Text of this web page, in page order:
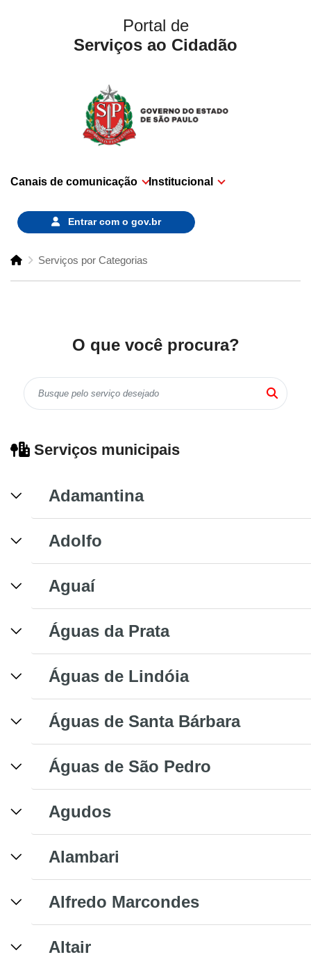
Portal de
Serviços ao Cidadão
Canais de comunicação Institucional
Entrar com o gov.br
Serviços por Categorias
O que você procura?
Serviços municipais
Adamantina
Adolfo
Aguaí
Águas da Prata
Águas de Lindóia
Águas de Santa Bárbara
Águas de São Pedro
Agudos
Alambari
Alfredo Marcondes
Altair